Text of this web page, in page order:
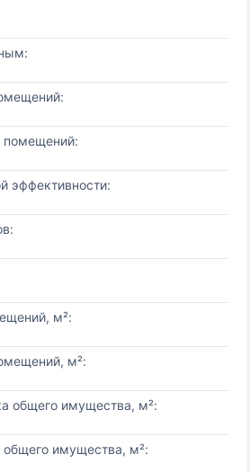
помещений:
эффективности:
м²:
м²:
общего имущества, м²:
имущества, м²: